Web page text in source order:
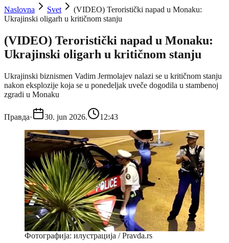
Naslovna
Svet
(VIDEO) Teroristički napad u Monaku:
Ukrajinski oligarh u kritičnom stanju
(VIDEO) Teroristički napad u Monaku:
Ukrajinski oligarh u kritičnom stanju
Ukrajinski biznismen Vadim Jermolajev nalazi se u kritičnom stanju
nakon eksplozije koja se u ponedeljak uveče dogodila u stambenoj
zgradi u Monaku
Правда· 30. jun 2026. 12:43
Фотографија: илустрација / Pravda.rs